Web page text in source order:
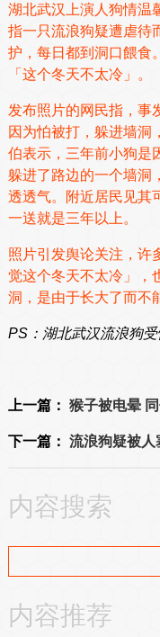
湖北武汉上演人狗情温
指一只流浪狗疑遭虐待
护，每日都到洞口餵食
「这个冬天不太冷」。
发布照片的网民指，事
因为怕被打，躲进墙洞
伯表示，三年前小狗是
躲进了路边的一个墙洞
透透气。附近居民见其
一送就是三年以上。
照片引发舆论关注，许
觉这个冬天不太冷」，
洞，是由于长大了而不
PS：湖北武汉流浪狗
上一篇： 猴子被电晕
下一篇： 流浪狗疑被人
内容搜索
内容推荐